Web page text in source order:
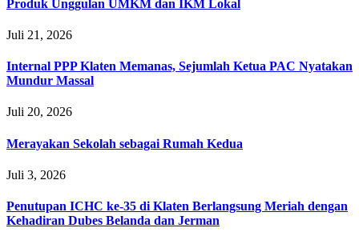
Produk Unggulan UMKM dan IKM Lokal
Juli 21, 2026
Internal PPP Klaten Memanas, Sejumlah Ketua PAC Nyatakan
Mundur Massal
Juli 20, 2026
Merayakan Sekolah sebagai Rumah Kedua
Juli 3, 2026
Penutupan ICHC ke-35 di Klaten Berlangsung Meriah dengan
Kehadiran Dubes Belanda dan Jerman